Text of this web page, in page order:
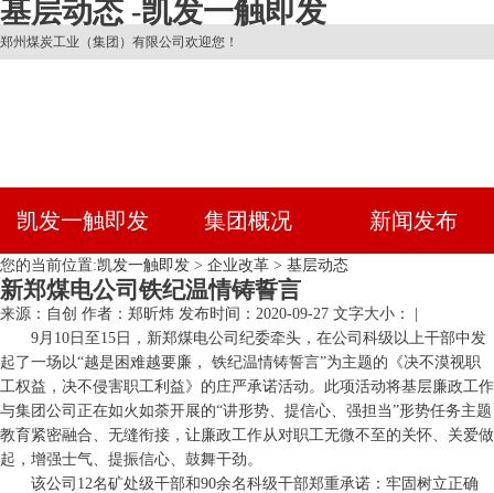
基层动态 -凯发一触即发
郑州煤炭工业（集团）有限公司欢迎您！
凯发一触即发 集团概况 新闻发布
您的当前位置:凯发一触即发 > 企业改革 > 基层动态
新郑煤电公司铁纪温情铸誓言
来源：自创 作者：郑昕炜 发布时间：2020-09-27 文字大小： |
9月10日至15日，新郑煤电公司纪委牵头，在公司科级以上干部中发
起了一场以“越是困难越要廉， 铁纪温情铸誓言”为主题的《决不漠视职
工权益，决不侵害职工利益》的庄严承诺活动。此项活动将基层廉政工作
与集团公司正在如火如荼开展的“讲形势、提信心、强担当”形势任务主题
教育紧密融合、无缝衔接，让廉政工作从对职工无微不至的关怀、关爱做
起，增强士气、提振信心、鼓舞干劲。
该公司12名矿处级干部和90余名科级干部郑重承诺：牢固树立正确